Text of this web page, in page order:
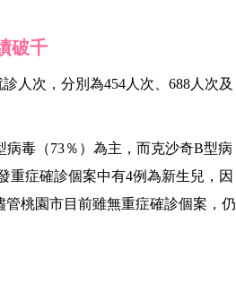
破千
人次，分別為454人次、688人次及
毒（73％）為主，而克沙奇B型病
重症確診個案中有4例為新生兒，因
桃園市目前雖無重症確診個案，仍